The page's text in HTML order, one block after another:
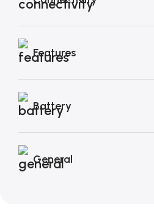
Features
Battery
General